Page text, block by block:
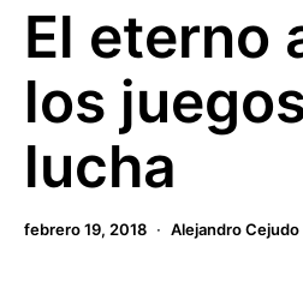
El eterno
los
lucha
febrero 19, 2018 Alejandro Cejudo